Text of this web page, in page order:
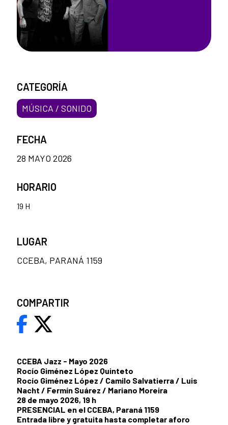
CCEBA Jazz - Mayo 2026
Rocío Giménez López Quinteto
Rocío Giménez López / Camilo Salvatierra / Luis
Nacht / Fermín Suárez / Mariano Moreira
28 de mayo 2026, 19 h
PRESENCIAL en el CCEBA, Paraná 1159
Entrada libre y gratuita hasta completar aforo
CATEGORÍA
MÚSICA / SONIDO
FECHA
28 MAYO 2026
HORARIO
19 H
LUGAR
CCEBA, PARANÁ 1159
COMPARTIR